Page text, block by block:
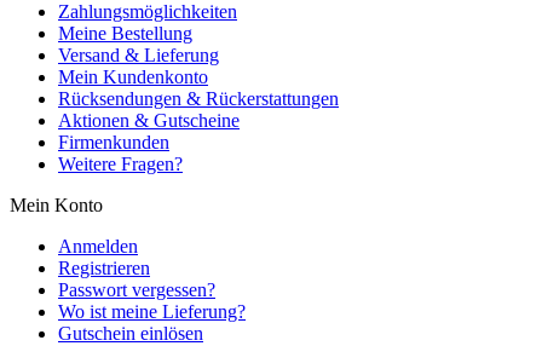
Zahlungsmöglichkeiten
Meine Bestellung
Versand & Lieferung
Mein Kundenkonto
Rücksendungen & Rückerstattungen
Aktionen & Gutscheine
Firmenkunden
Weitere Fragen?
Mein Konto
Anmelden
Registrieren
Passwort vergessen?
Wo ist meine Lieferung?
Gutschein einlösen